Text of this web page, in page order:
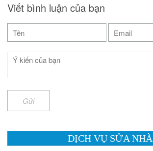
Viết bình luận của bạn
Gửi
DỊCH VỤ SỬA NHÀ